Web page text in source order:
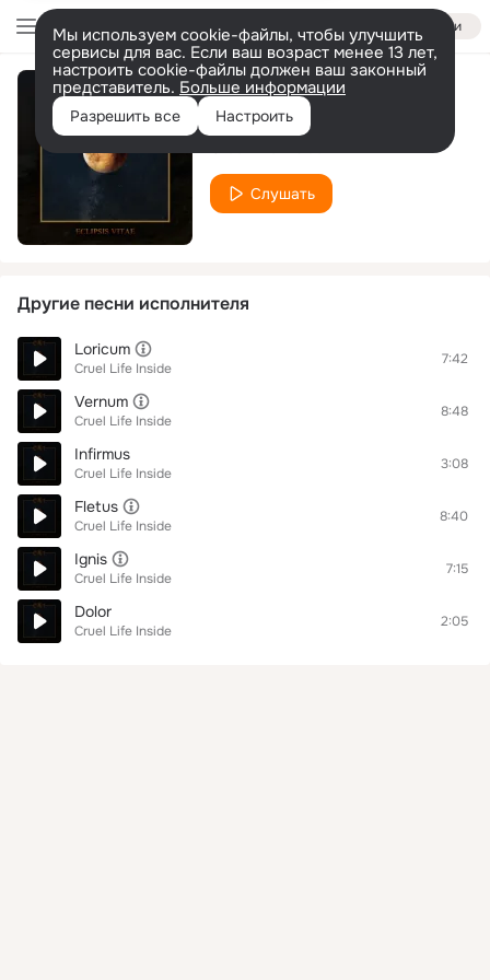
Войти
Мы используем cookie-файлы, чтобы улучшить
сервисы для вас. Если ваш возраст менее 13 лет,
настроить cookie-файлы должен ваш законный
представитель. Больше информации
Разрешить все Настроить
Cura
Слушать
Другие песни исполнителя
Loricum
Cruel Life Inside
7:42
Vernum
Cruel Life Inside
8:48
Infirmus
Cruel Life Inside
3:08
Fletus
Cruel Life Inside
8:40
Ignis
Cruel Life Inside
7:15
Dolor
Cruel Life Inside
2:05